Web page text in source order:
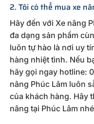
2. Tôi có thể mua xe
Hãy đến với Xe nâng
đa dạng sản phẩm
luôn tự hào là nơi uy
hàng nhiệt tình. Nếu
hãy gọi ngay hotline:
nâng Phúc Lâm luôn
của khách hàng. Hãy
nâng tại Phúc Lâm